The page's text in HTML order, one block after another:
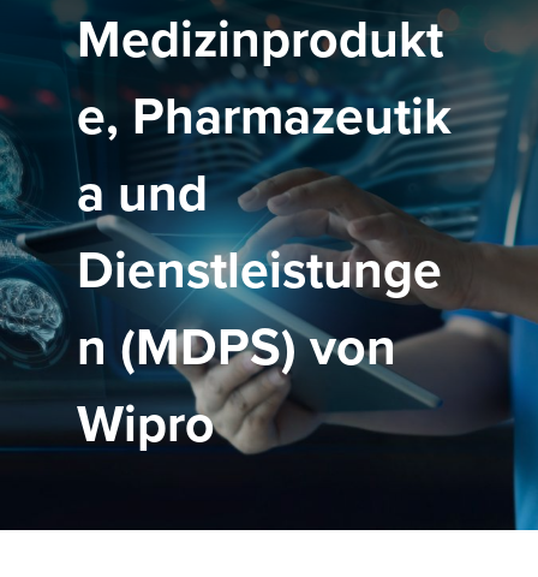
Medizinprodukt
e, Pharmazeutik
a und
Dienstleistunge
n (MDPS) von
Wipro